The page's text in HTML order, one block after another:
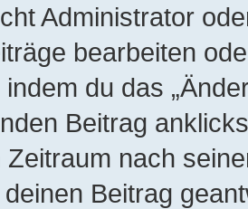
Administrator
bearbeiten
du das
Beitrag
Zeitraum nach
Beitrag